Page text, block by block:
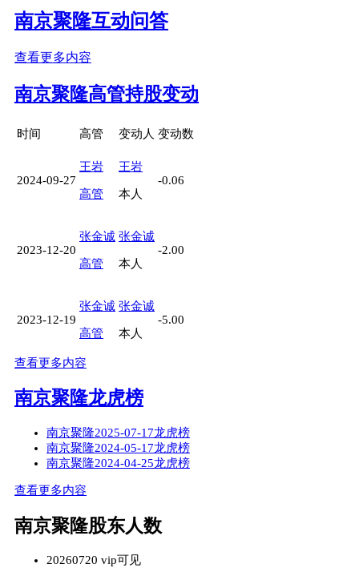
南京聚隆互动问答
查看更多内容
南京聚隆高管持股变动
时间 高管 变动人 变动数
2024-09-27
王岩
高管
王岩
本人
-0.06
2023-12-20
张金诚
高管
张金诚
本人
-2.00
2023-12-19
张金诚
高管
张金诚
本人
-5.00
查看更多内容
南京聚隆龙虎榜
南京聚隆2025-07-17龙虎榜
南京聚隆2024-05-17龙虎榜
南京聚隆2024-04-25龙虎榜
查看更多内容
南京聚隆股东人数
20260720 vip可见